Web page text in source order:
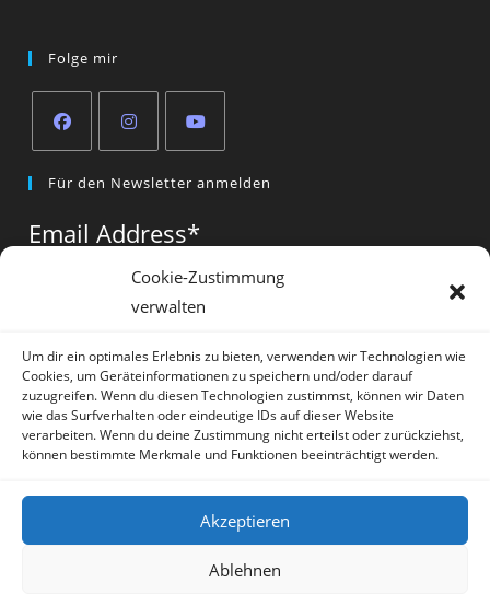
Cookie-Zustimmung
verwalten
Um dir ein optimales Erlebnis zu bieten, verwenden wir Technologien wie
Cookies, um Geräteinformationen zu speichern und/oder darauf
zuzugreifen. Wenn du diesen Technologien zustimmst, können wir Daten
wie das Surfverhalten oder eindeutige IDs auf dieser Website
verarbeiten. Wenn du deine Zustimmung nicht erteilst oder zurückziehst,
können bestimmte Merkmale und Funktionen beeinträchtigt werden.
Akzeptieren
Ablehnen
Folge mir
in
new
in
new
in
new
tab
Für den Newsletter anmelden
Email Address*
Vorname*